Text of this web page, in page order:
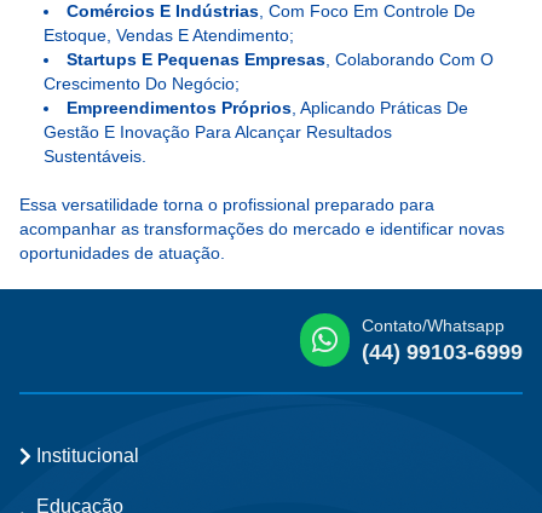
Comércios E Indústrias , Com Foco Em Controle De
Estoque, Vendas E Atendimento;
Startups E Pequenas Empresas , Colaborando Com O
Crescimento Do Negócio;
Empreendimentos Próprios , Aplicando Práticas De
Gestão E Inovação Para Alcançar Resultados
Sustentáveis.
Essa versatilidade torna o profissional preparado para
acompanhar as transformações do mercado e identificar novas
oportunidades de atuação.
Contato/Whatsapp
(44) 99103-6999
Institucional
Educação